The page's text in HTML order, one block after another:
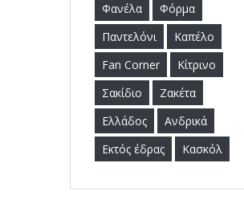
Φανέλα
Φόρμα
Παντελόνι
Καπέλο
Fan Corner
Κίτρινο
Σακίδιο
Ζακέτα
Ελλάδος
Ανδρικά
Εκτός έδρας
Κασκόλ